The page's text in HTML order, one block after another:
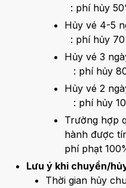
: phí hủy
Hủy vé 4-5
: phí hủy
Hủy vé 3
: phí hủy
Hủy vé 2
: phí hủy
Trường hợp
hành được
phí phạt
Lưu ý khi chuyển/
Thời gian hủy